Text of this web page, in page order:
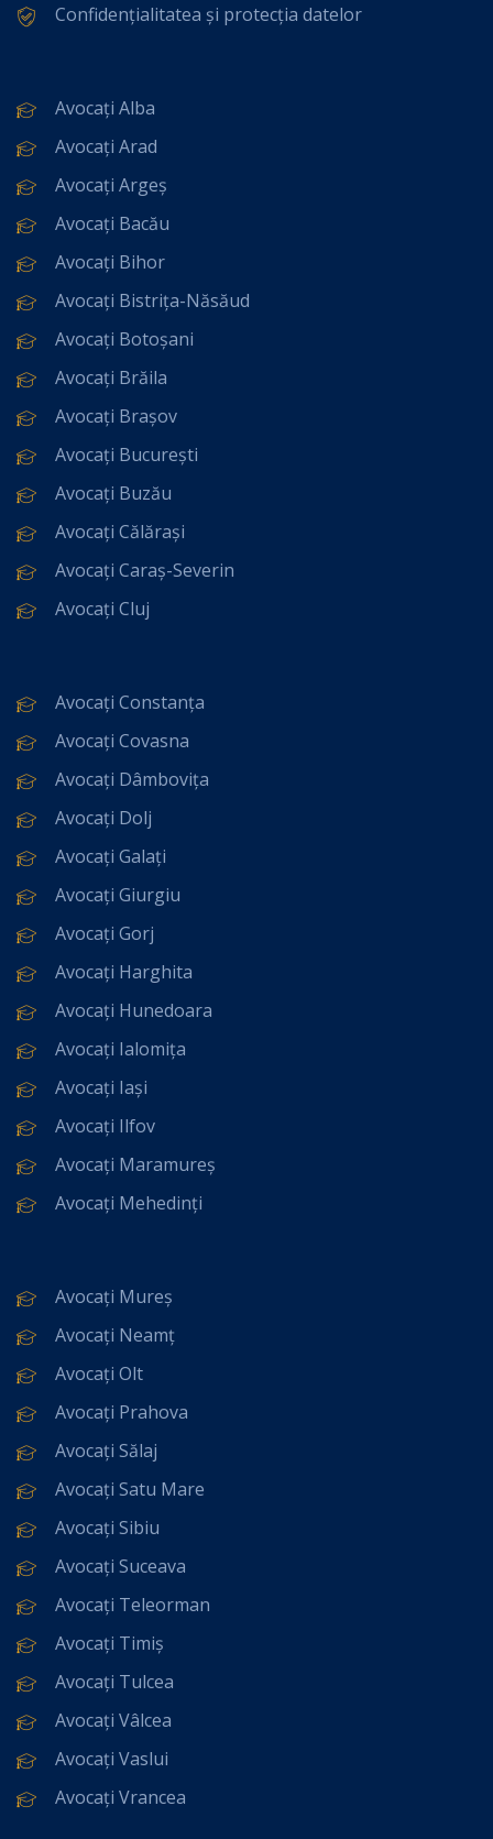
Confidențialitatea și protecția datelor
Avocați Alba
Avocați Arad
Avocați Argeș
Avocați Bacău
Avocați Bihor
Avocați Bistrița-Năsăud
Avocați Botoșani
Avocați Brăila
Avocați Brașov
Avocați București
Avocați Buzău
Avocați Călărași
Avocați Caraș-Severin
Avocați Cluj
Avocați Constanța
Avocați Covasna
Avocați Dâmbovița
Avocați Dolj
Avocați Galați
Avocați Giurgiu
Avocați Gorj
Avocați Harghita
Avocați Hunedoara
Avocați Ialomița
Avocați Iași
Avocați Ilfov
Avocați Maramureș
Avocați Mehedinți
Avocați Mureș
Avocați Neamț
Avocați Olt
Avocați Prahova
Avocați Sălaj
Avocați Satu Mare
Avocați Sibiu
Avocați Suceava
Avocați Teleorman
Avocați Timiș
Avocați Tulcea
Avocați Vâlcea
Avocați Vaslui
Avocați Vrancea